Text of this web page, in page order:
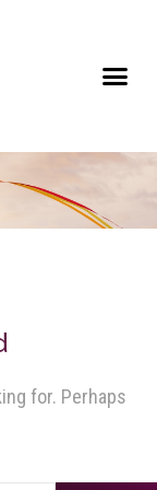
for. Perhaps